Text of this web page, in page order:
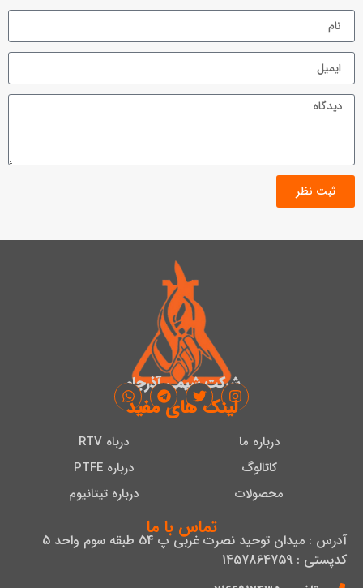
ثبت نظر
شرکت شیمی آذرجام
تماس با ما
آدرس : میدان توحید نصرت غربی پ 54 طبقه سوم واحد 5
کدپستی : 1457864759
لینک های مفید
درباره ما
کاتالوگ
محصولات
درباه RTV
درباره PTFE
درباره تیتانیوم